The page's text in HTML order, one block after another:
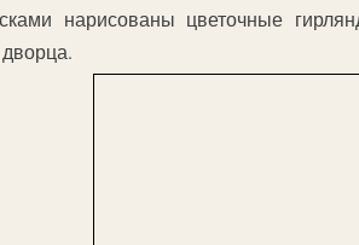
нарисованы цветочные